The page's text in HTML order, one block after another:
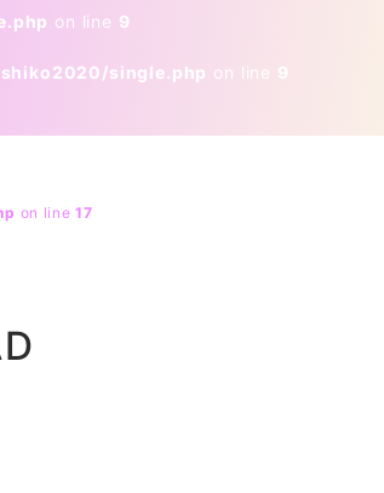
on line 9
single.php on line 9
on line17